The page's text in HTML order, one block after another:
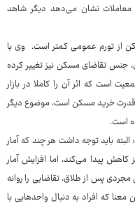
نشان می‌دهد دیگر شاهد
از تورم عمومی کمتر است. وی با
جنس تقاضای مسکن نیز تغییر کرده
است که اثر آن را کاملا در بازار
خرید مسکن است، موضوع دیگر
است.
باید توجه داشت هر چند که آمار
پیدا می‌کند، اما افزایش آمار
پس از طلاق، تقاضایی را روانه
که افراد به دنبال واحدهایی با